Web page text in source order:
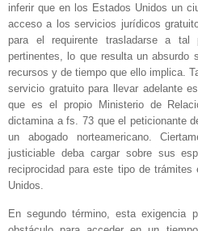
inferir que en los Estados Unidos un
acceso a los servicios jurídicos
para el requirente trasladarse a
pertinentes, lo que resulta un absurdo
recursos y de tiempo que ello implica.
servicio gratuito para llevar adelante
que es el propio Ministerio de
dictamina a fs. 73 que el peticionante
un abogado norteamericano.
justiciable deba cargar sobre sus
reciprocidad para este tipo de
Unidos.
En segundo término, esta exigencia